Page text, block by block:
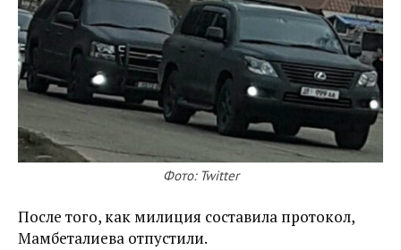
Фото: Twitter
После того, как милиция составила протокол,
Мамбеталиева отпустили.